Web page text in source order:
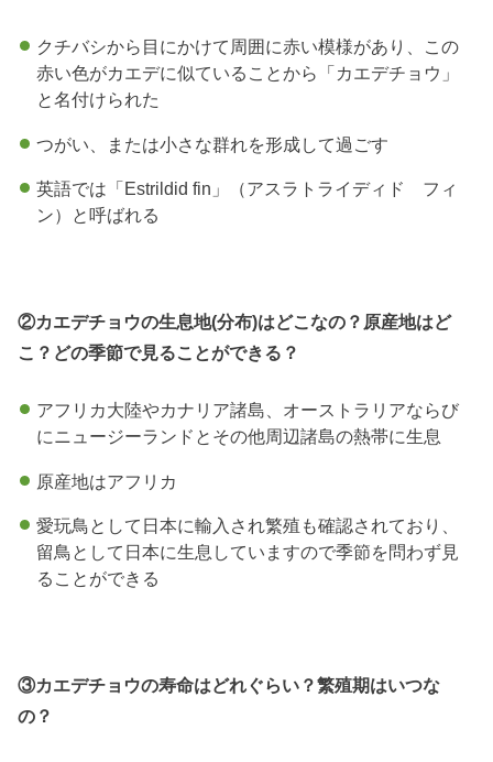
クチバシから目にかけて周囲に赤い模様があり、この
赤い色がカエデに似ていることから「カエデチョウ」
と名付けられた
つがい、または小さな群れを形成して過ごす
英語では「Estrildid fin」（アスラトライディド フィ
ン）と呼ばれる
②カエデチョウの生息地(分布)はどこなの？原産地はど
こ？どの季節で見ることができる？
アフリカ大陸やカナリア諸島、オーストラリアならび
にニュージーランドとその他周辺諸島の熱帯に生息
原産地はアフリカ
愛玩鳥として日本に輸入され繁殖も確認されており、
留鳥として日本に生息していますので季節を問わず見
ることができる
③カエデチョウの寿命はどれぐらい？繁殖期はいつな
の？